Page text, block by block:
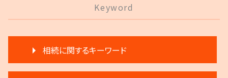
Keyword
相続に関するキーワード